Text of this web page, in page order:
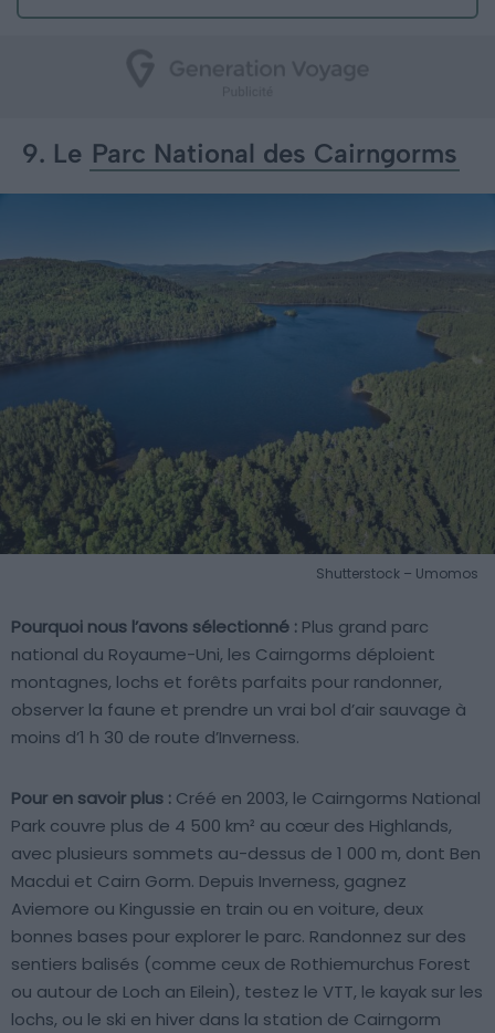
9. Le Parc National des Cairngorms
Shutterstock – Umomos
Pourquoi nous l’avons sélectionné : Plus grand parc
national du Royaume-Uni, les Cairngorms déploient
montagnes, lochs et forêts parfaits pour randonner,
observer la faune et prendre un vrai bol d’air sauvage à
moins d’1 h 30 de route d’Inverness.
Pour en savoir plus : Créé en 2003, le Cairngorms National
Park couvre plus de 4 500 km² au cœur des Highlands,
avec plusieurs sommets au-dessus de 1 000 m, dont Ben
Macdui et Cairn Gorm. Depuis Inverness, gagnez
Aviemore ou Kingussie en train ou en voiture, deux
bonnes bases pour explorer le parc. Randonnez sur des
sentiers balisés (comme ceux de Rothiemurchus Forest
ou autour de Loch an Eilein), testez le VTT, le kayak sur les
lochs, ou le ski en hiver dans la station de Cairngorm